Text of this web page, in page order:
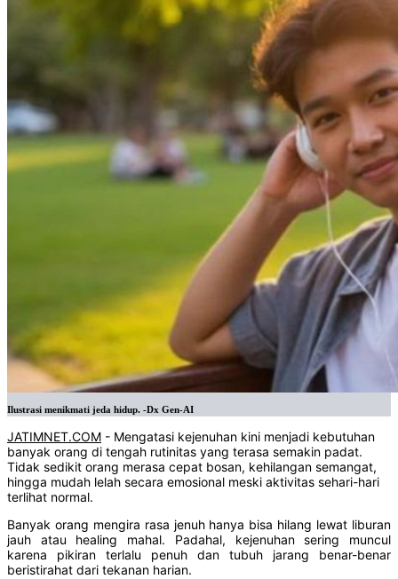
Ilustrasi menikmati jeda hidup. -Dx Gen-AI
JATIMNET.COM - Mengatasi kejenuhan kini menjadi kebutuhan
banyak orang di tengah rutinitas yang terasa semakin padat.
Tidak sedikit orang merasa cepat bosan, kehilangan semangat,
hingga mudah lelah secara emosional meski aktivitas sehari-hari
terlihat normal.
Banyak orang mengira rasa jenuh hanya bisa hilang lewat liburan
jauh atau healing mahal. Padahal, kejenuhan sering muncul
karena pikiran terlalu penuh dan tubuh jarang benar-benar
beristirahat dari tekanan harian.